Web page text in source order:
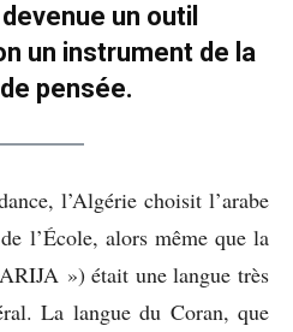
un outil
un instrument de la
pensée.
l’Algérie choisit l’arabe
l’École, alors même que la
») était une langue très
La langue du Coran, que